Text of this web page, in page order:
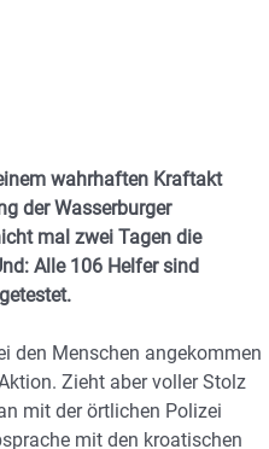
wahrhaften Kraftakt
der Wasserburger
mal zwei Tagen die
Alle 106 Helfer sind
den Menschen angekommen
Zieht aber voller Stolz
mit der örtlichen Polizei
mit den kroatischen